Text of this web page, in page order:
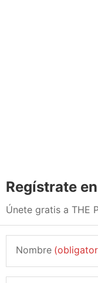
Regístrate en
Únete gratis a THE
Nombre